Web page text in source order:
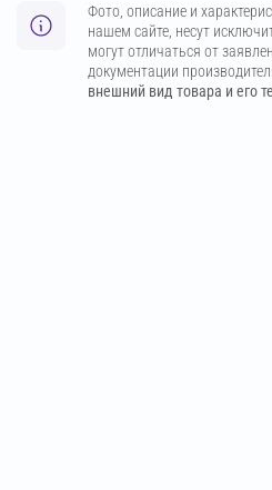
Фото, описание и
нашем сайте, несут
могут отличаться от
документации
внешний вид товара и его